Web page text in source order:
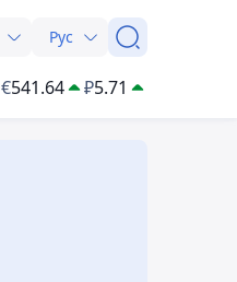
Рус
€541.64 ₽5.71